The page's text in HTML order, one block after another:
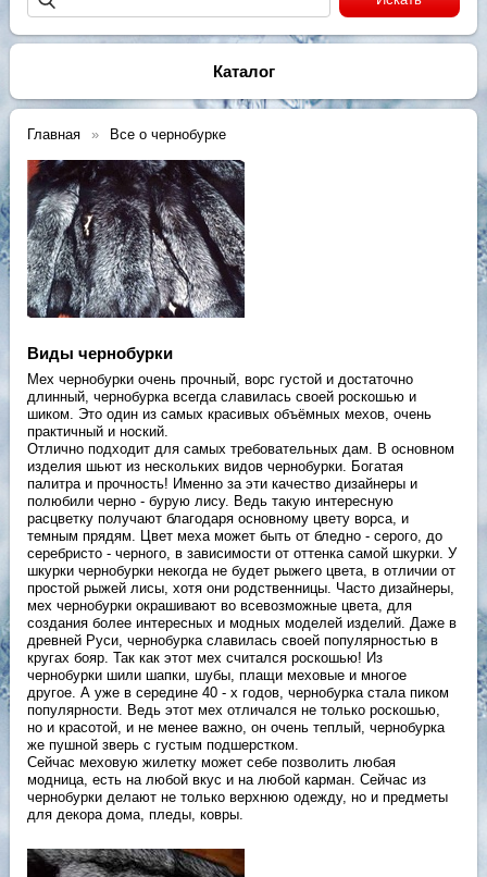
Каталог
Главная Все о чернобурке
Виды чернобурки
Мех чернобурки очень прочный, ворс густой и достаточно
длинный, чернобурка всегда славилась своей роскошью и
шиком. Это один из самых красивых объёмных мехов, очень
практичный и ноский.
Отлично подходит для самых требовательных дам. В основном
изделия шьют из нескольких видов чернобурки. Богатая
палитра и прочность! Именно за эти качество дизайнеры и
полюбили черно - бурую лису. Ведь такую интересную
расцветку получают благодаря основному цвету ворса, и
темным прядям. Цвет меха может быть от бледно - серого, до
серебристо - черного, в зависимости от оттенка самой шкурки. У
шкурки чернобурки некогда не будет рыжего цвета, в отличии от
простой рыжей лисы, хотя они родственницы. Часто дизайнеры,
мех чернобурки окрашивают во всевозможные цвета, для
создания более интересных и модных моделей изделий. Даже в
древней Руси, чернобурка славилась своей популярностью в
кругах бояр. Так как этот мех считался роскошью! Из
чернобурки шили шапки, шубы, плащи меховые и многое
другое. А уже в середине 40 - х годов, чернобурка стала пиком
популярности. Ведь этот мех отличался не только роскошью,
но и красотой, и не менее важно, он очень теплый, чернобурка
же пушной зверь с густым подшерстком.
Сейчас меховую жилетку может себе позволить любая
модница, есть на любой вкус и на любой карман. Сейчас из
чернобурки делают не только верхнюю одежду, но и предметы
для декора дома, пледы, ковры.